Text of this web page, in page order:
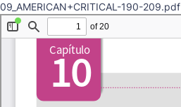
09_AMERICAN+CRITICAL-190-209.pdf